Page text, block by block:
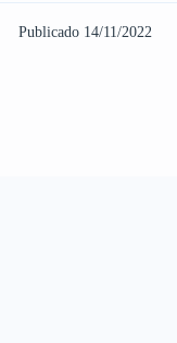
Publicado 14/11/2022